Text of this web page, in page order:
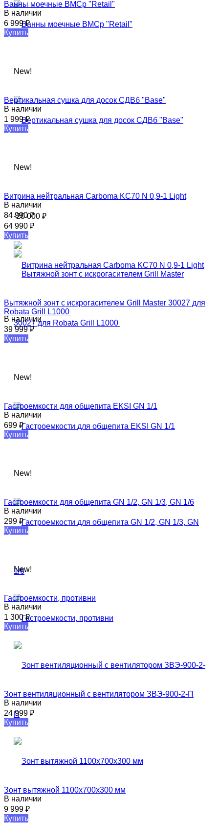
Ванны моечные​ ВМСр "Retail"
В наличии
6 999₽
Купить
New!
Вертикальная сушка для досок СДВб "Base"
В наличии
1 999₽
Купить
New!
-20 000 ₽
Витрина нейтральная Carboma KC70 N 0,9-1 Light​
В наличии
84 990₽
64 990 ₽
Купить
Вытяжной​ зонт с искрогасителем​ Grill Master 30027 для
Robata Grill L1000 ​
В наличии
39 999₽
Купить
New!
Гастроемкости для общепита EKSI GN 1/1
В наличии
699 ₽
Купить
New!
Гастроемкости для общепита GN 1/2, GN 1/3, GN 1/6
В наличии
299 ₽
Купить
New!
Гастроемкости, противни​
В наличии
1 300₽
Купить
Зонт вентиляционный с вентилятором ЗВЭ-900-2-П
В наличии
24 999 ₽
Купить
Зонт вытяжной 1100х700х300 мм
В наличии
9 999 ₽
Купить